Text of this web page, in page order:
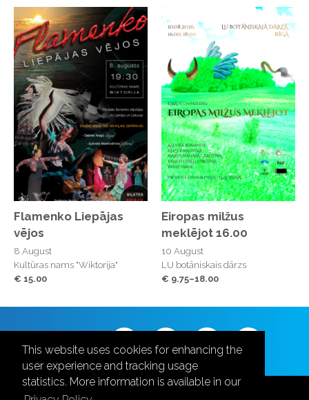
This website uses cookies for enhancing the
user experience and tracking usage
statistics. More information is available in our
Flamenko Liepājas
vējos
8 August
Kultūras nams "Wiktorija"
€ 15.00
Eiropas milžus
meklējot 16.00
10 August
LU botāniskais dārzs
€ 9.75–18.00
Follow us